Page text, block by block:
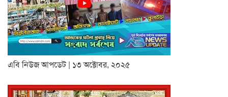
এবি নিউজ আপডেট | ১৩ অক্টোবর, ২০২৫